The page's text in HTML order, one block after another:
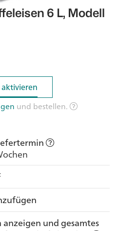
6 L, Modell
und bestellen.
und gesamtes